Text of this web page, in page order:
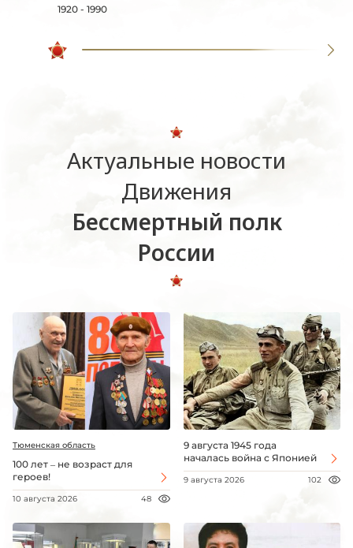
1920 - 1990
Актуальные новости
Движения
Бессмертный полк
России
Тюменская область
100 лет – не возраст для
героев!
10 августа 2026 48
9 августа 1945 года
началась война с Японией
9 августа 2026 102